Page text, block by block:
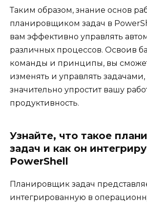
Таким образом, знание основ
планировщиком задач в
вам эффективно управлять
различных процессов. Освоив
команды и принципы, вы
изменять и управлять задачами,
значительно упростит вашу
продуктивность.
Узнайте, что такое
задач и как он
PowerShell
Планировщик задач
интегрированную в